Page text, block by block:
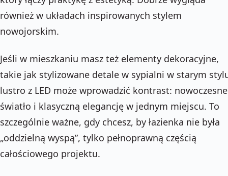
również w układach inspirowanych stylem
nowojorskim.
Jeśli w mieszkaniu masz też elementy dekoracyjne,
takie jak stylizowane detale w sypialni w starym
lustro z LED może wprowadzić kontrast: nowoczesne
światło i klasyczną elegancję w jednym miejscu. To
szczególnie ważne, gdy chcesz, by łazienka nie była
„oddzielną wyspą”, tylko pełnoprawną częścią
całościowego projektu.